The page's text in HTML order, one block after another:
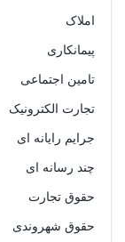
املاک
پیمانکاری
تامین اجتماعی
تجارت الکترونیک
جرایم رایانه ای
چند رسانه ای
حقوق تجارت
حقوق شهروندی